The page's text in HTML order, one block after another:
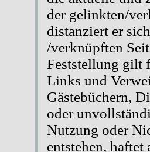
der gelinkten/
distanziert er
/verknüpften
Feststellung gilt
Links und
Gästebüchern,
oder
Nutzung oder
entstehen,